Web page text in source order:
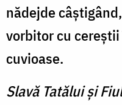
nădejde
vorbitor cu
cuvioase.
Slavă Tatălui şi